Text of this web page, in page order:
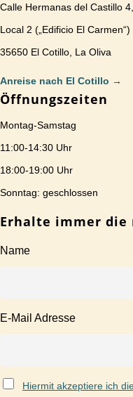
Calle Hermanas del Castillo 4,
Local 2 („Edificio El Carmen“)
35650 El Cotillo, La Oliva
Anreise nach El Cotillo →
Öffnungszeiten
Montag-Samstag
11:00-14:30 Uhr
18:00-19:00 Uhr
Sonntag: geschlossen
Erhalte immer die
Name
E-Mail Adresse
Hiermit akzeptiere ich